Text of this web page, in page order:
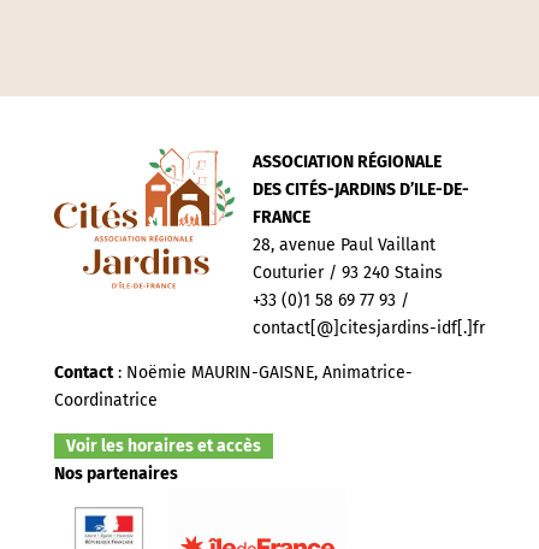
ASSOCIATION RÉGIONALE
DES CITÉS-JARDINS D’ILE-DE-
FRANCE
28, avenue Paul Vaillant
Couturier / 93 240 Stains
+33 (0)1 58 69 77 93 /
contact[@]citesjardins-idf[.]fr
Contact: Noëmie MAURIN-GAISNE, Animatrice-
Coordinatrice
Voir les horaires et accès
Nos partenaires